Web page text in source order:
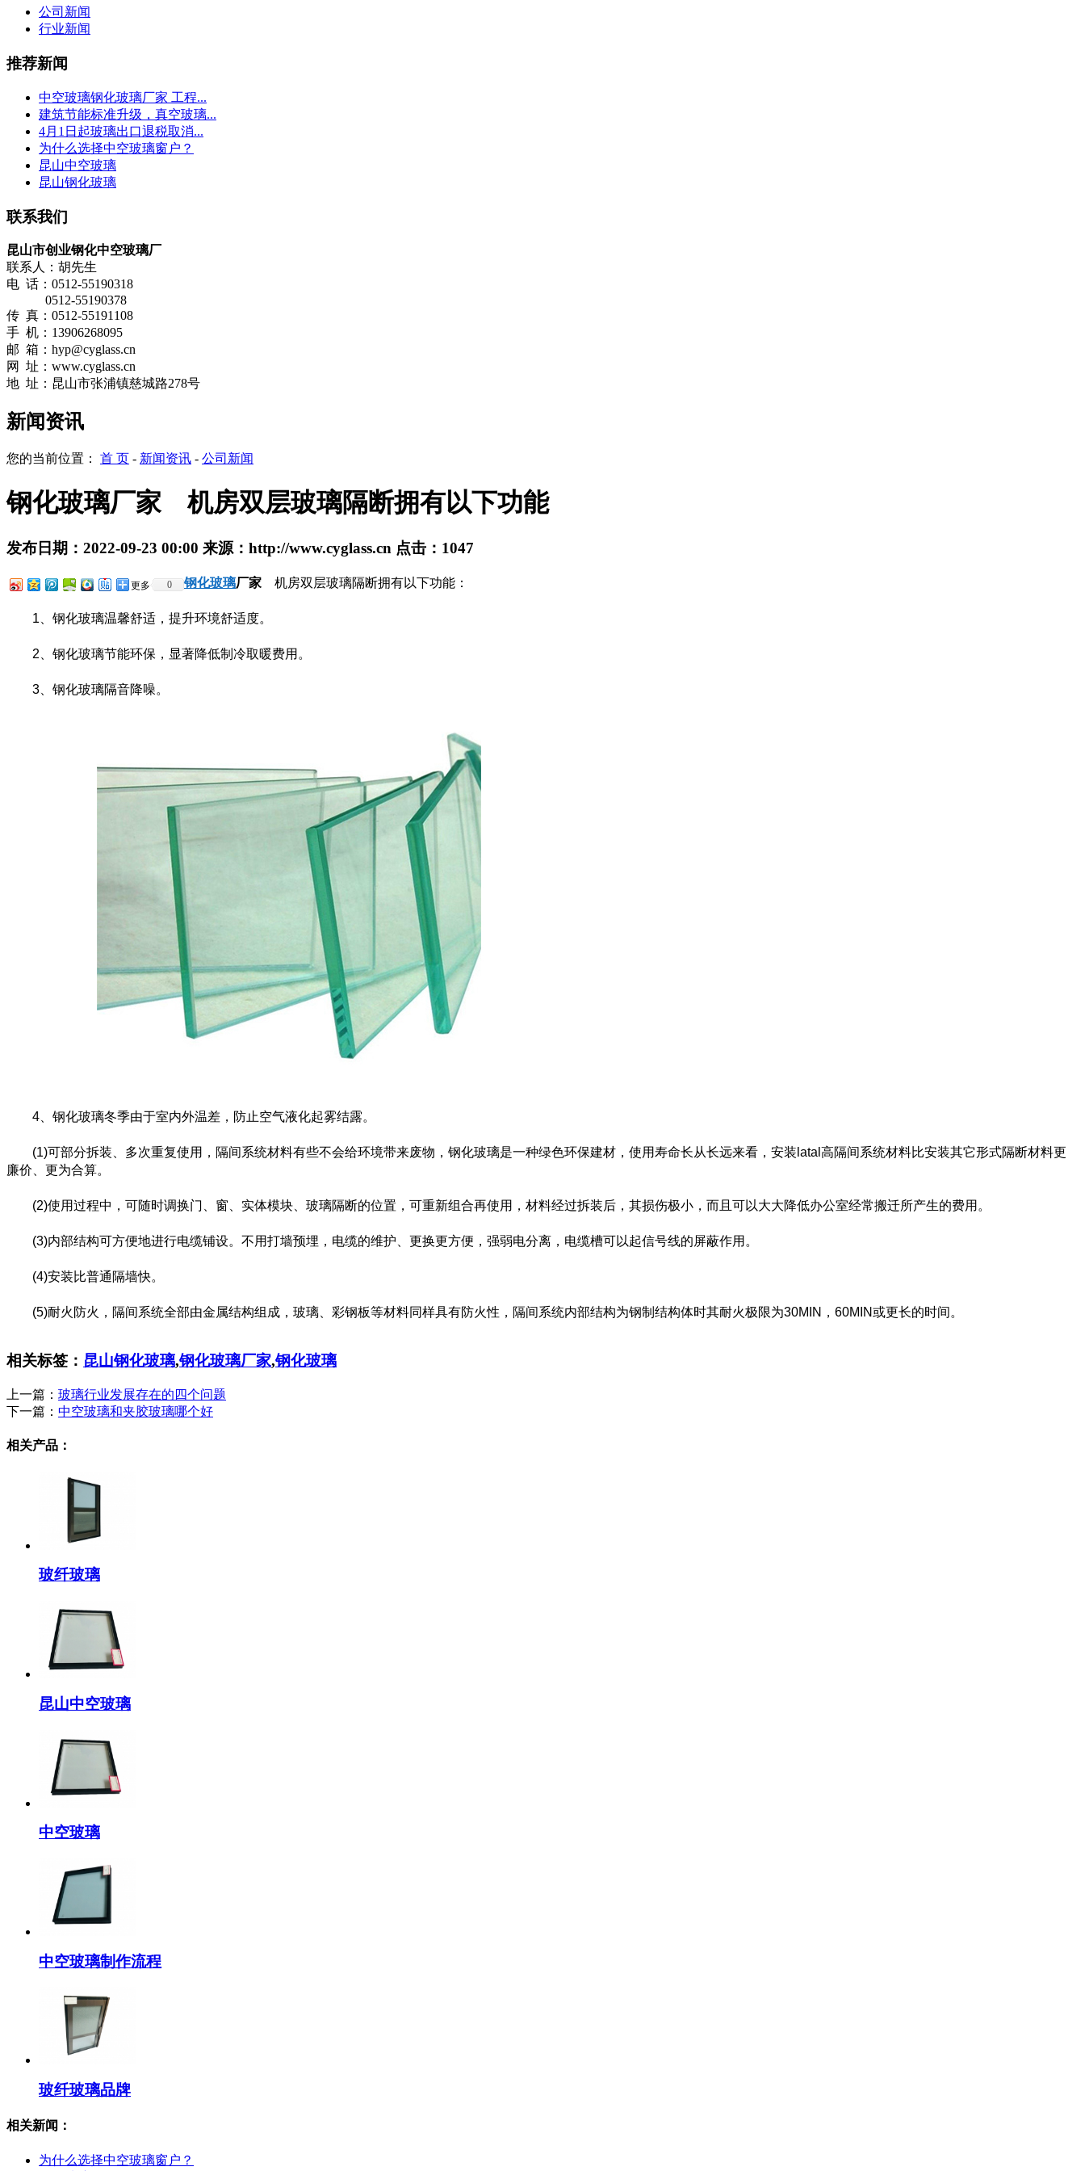
公司新闻
行业新闻
推荐新闻
中空玻璃钢化玻璃厂家 工程...
建筑节能标准升级，真空玻璃...
4月1日起玻璃出口退税取消...
为什么选择中空玻璃窗户？
昆山中空玻璃
昆山钢化玻璃
联系我们
昆山市创业钢化中空玻璃厂
联系人：胡先生
电 话：0512-55190318
0512-55190378
传 真：0512-55191108
手 机：13906268095
邮 箱：hyp@cyglass.cn
网
址： www.cyglass.cn
地 址：昆山市张浦镇慈城路278号
新闻资讯
您的当前位置： 首 页 - 新闻资讯 - 公司新闻
钢化玻璃厂家 机房双层玻璃隔断拥有以下功能
发布日期： 2022-09-23 00:00 来源： http://www.cyglass.cn 点击： 1047
更多 0 钢化玻璃厂家 机房双层玻璃隔断拥有以下功能：
1、钢化玻璃温馨舒适，提升环境舒适度。
2、钢化玻璃节能环保，显著降低制冷取暖费用。
3、钢化玻璃隔音降噪。
4、钢化玻璃冬季由于室内外温差，防止空气液化起雾结露。
(1)可部分拆装、多次重复使用，隔间系统材料有些不会给环境带来废物，钢化玻璃是一种绿色环保建材，使用寿命长从长远来看，安装latal高隔间系统材料比安装其它形式隔断材料更
廉价、更为合算。
(2)使用过程中，可随时调换门、窗、实体模块、玻璃隔断的位置，可重新组合再使用，材料经过拆装后，其损伤极小，而且可以大大降低办公室经常搬迁所产生的费用。
(3)内部结构可方便地进行电缆铺设。不用打墙预埋，电缆的维护、更换更方便，强弱电分离，电缆槽可以起信号线的屏蔽作用。
(4)安装比普通隔墙快。
(5)耐火防火，隔间系统全部由金属结构组成，玻璃、彩钢板等材料同样具有防火性，隔间系统内部结构为钢制结构体时其耐火极限为30MIN，60MIN或更长的时间。
相关标签： 昆山钢化玻璃,钢化玻璃厂家,钢化玻璃
上一篇： 玻璃行业发展存在的四个问题
下一篇： 中空玻璃和夹胶玻璃哪个好
相关产品：
玻纤玻璃
昆山中空玻璃
中空玻璃
中空玻璃制作流程
玻纤玻璃品牌
相关新闻：
为什么选择中空玻璃窗户？